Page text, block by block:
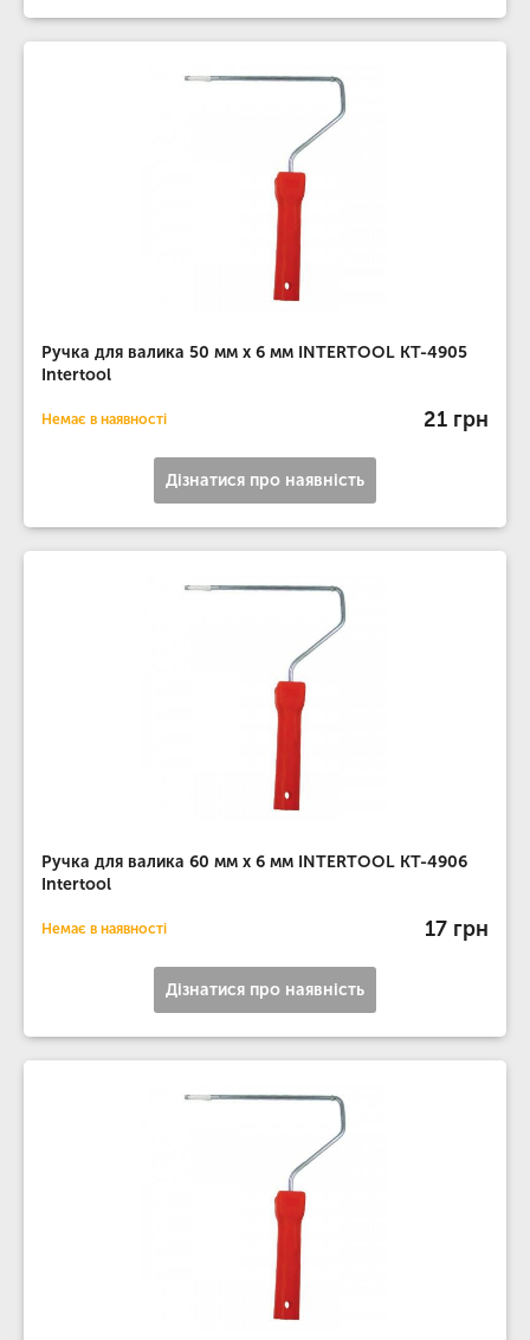
Ручка для валика 50 мм x 6 мм INTERTOOL KT-4905
Intertool
Немає в наявності 21 грн
Дізнатися про наявність
Ручка для валика 60 мм x 6 мм INTERTOOL KT-4906
Intertool
Немає в наявності 17 грн
Дізнатися про наявність